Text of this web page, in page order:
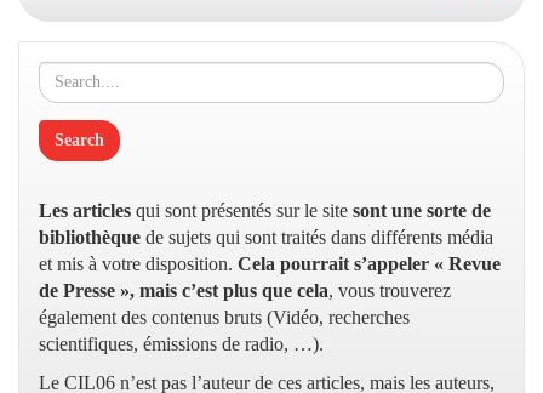
Les articles qui sont présentés sur le site sont une sorte de
bibliothèque de sujets qui sont traités dans différents média
et mis à votre disposition. Cela pourrait s’appeler « Revue
de Presse », mais c’est plus que cela, vous trouverez
également des contenus bruts (Vidéo, recherches
scientifiques, émissions de radio, …).
Le CIL06 n’est pas l’auteur de ces articles, mais les auteurs,